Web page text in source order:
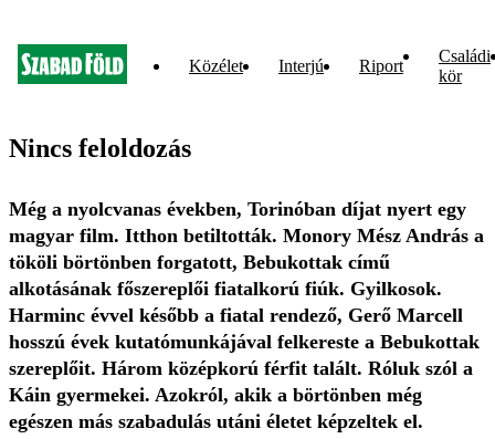
Közélet Interjú Riport
Családi
kör
Nincs feloldozás
Még a nyolcvanas években, Torinóban díjat nyert egy
magyar film. Itthon betiltották. Monory Mész András a
tököli börtönben forgatott, Bebukottak című
alkotásának főszereplői fiatalkorú fiúk. Gyilkosok.
Harminc évvel később a fiatal rendező, Gerő Marcell
hosszú évek kutatómunkájával felkereste a Bebukottak
szereplőit. Három középkorú férfit talált. Róluk szól a
Káin gyermekei. Azokról, akik a börtönben még
egészen más szabadulás utáni életet képzeltek el.